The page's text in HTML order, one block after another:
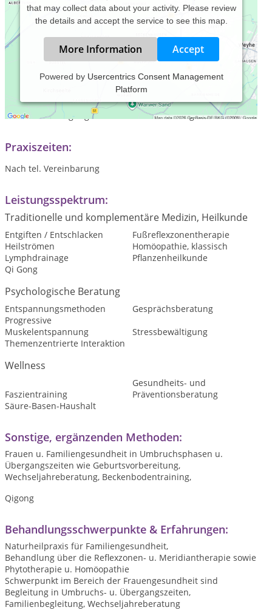
that may collect data about your activity. Please review
the details and accept the service to see this map.
More Information Accept
Powered by Usercentrics Consent Management
Platform
Das moderne Leben ist geprägt von der Schnelllebigkeit in
Beruf u. Alltag. Die Betreuung in meiner Praxis ist bewusst
auf Entschleunigung u. sich Zeit nehmen ausgerichtet.
Praxiszeiten:
Nach tel. Vereinbarung
Leistungsspektrum:
Traditionelle und komplementäre Medizin, Heilkunde
Entgiften / Entschlacken
Fußreflexzonentherapie
Heilströmen
Homöopathie, klassisch
Lymphdrainage
Pflanzenheilkunde
Qi Gong
Psychologische Beratung
Entspannungsmethoden
Gesprächsberatung
Progressive
Muskelentspannung
Stressbewältigung
Themenzentrierte Interaktion
Wellness
Faszientraining
Gesundheits- und
Präventionsberatung
Säure-Basen-Haushalt
Sonstige, ergänzenden Methoden:
Frauen u. Familiengesundheit in Umbruchsphasen u.
Übergangszeiten wie Geburtsvorbereitung,
Wechseljahreberatung, Beckenbodentraining,
Qigong
Behandlungsschwerpunkte & Erfahrungen:
Naturheilpraxis für Familiengesundheit,
Behandlung über die Reflexzonen- u. Meridiantherapie sowie
Phytotherapie u. Homöopathie
Schwerpunkt im Bereich der Frauengesundheit sind
Begleitung in Umbruchs- u. Übergangszeiten,
Familienbegleitung, Wechseljahreberatung